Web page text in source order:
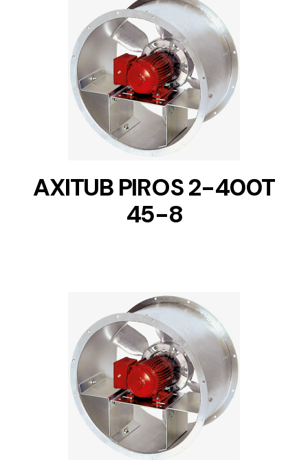
DETAILS
AXITUB PIROS 2-400T
45-8
DETAILS